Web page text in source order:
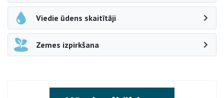
Viedie ūdens skaitītāji
Zemes izpirkšana